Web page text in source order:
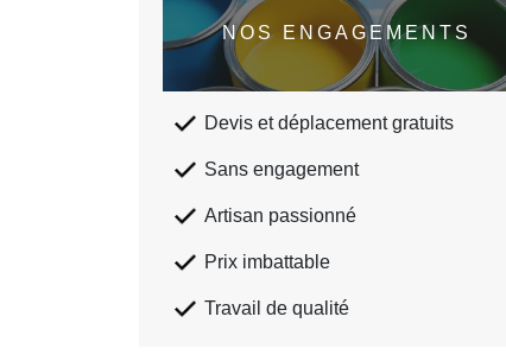
NOS ENGAGEMENTS
Devis et déplacement gratuits
Sans engagement
Artisan passionné
Prix imbattable
Travail de qualité